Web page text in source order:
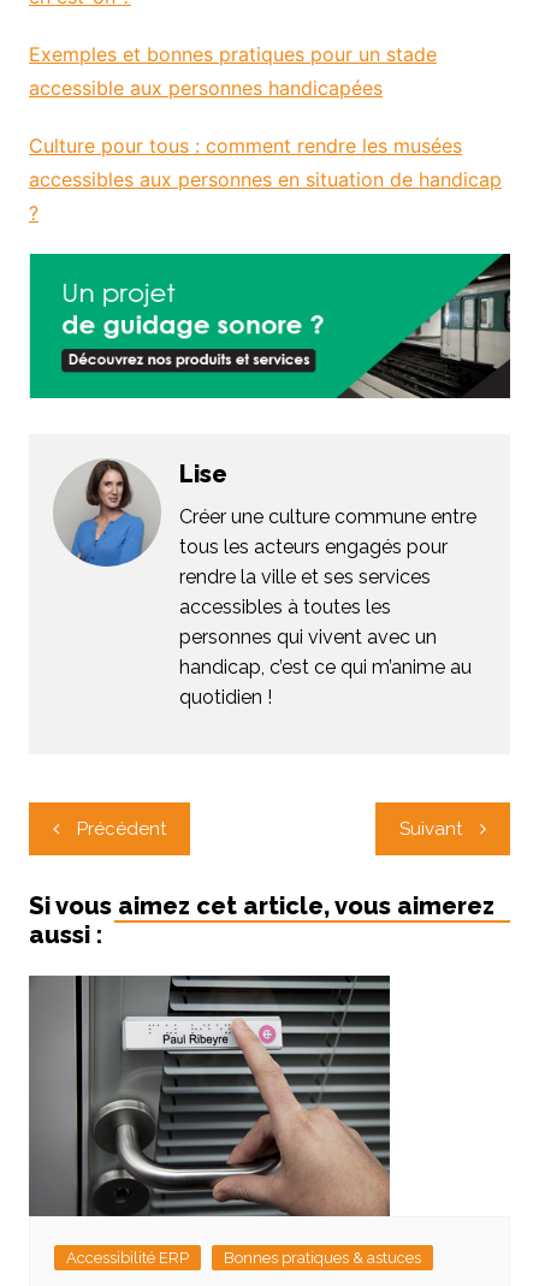
Exemples et bonnes pratiques pour un stade
accessible aux personnes handicapées
Culture pour tous : comment rendre les musées
accessibles aux personnes en situation de handicap
?
Lise
Créer une culture commune entre
tous les acteurs engagés pour
rendre la ville et ses services
accessibles à toutes les
personnes qui vivent avec un
handicap, c’est ce qui m’anime au
quotidien !
Navigation
de
l’article
Précédent Suivant
Si vous aimez cet article, vous aimerez
aussi :
Accessibilité ERP Bonnes pratiques & astuces